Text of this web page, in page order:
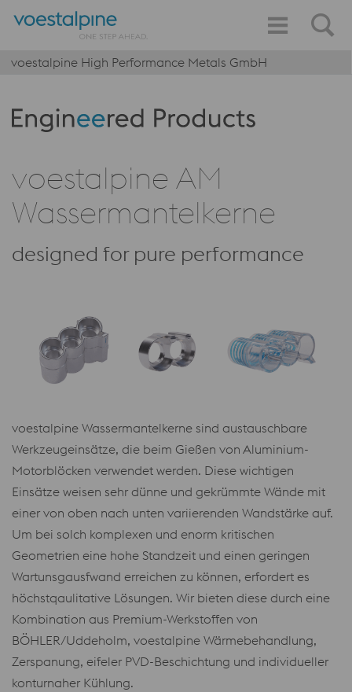
voestalpine High Performance Metals GmbH
Produktkategorie: Engineered Products
voestalpine AM
Wassermantelkerne
designed for pure performance
voestalpine Wassermantelkerne sind austauschbare
Werkzeugeinsätze, die beim Gießen von Aluminium-
Motorblöcken verwendet werden. Diese wichtigen
Einsätze weisen sehr dünne und gekrümmte Wände mit
einer von oben nach unten variierenden Wandstärke auf.
Um bei solch komplexen und enorm kritischen
Geometrien eine hohe Standzeit und einen geringen
Wartunsgausfwand erreichen zu können, erfordert es
höchstqaulitative Lösungen. Wir bieten diese durch eine
Kombination aus Premium-Werkstoffen von
BÖHLER/Uddeholm, voestalpine Wärmebehandlung,
Zerspanung, eifeler PVD-Beschichtung und individueller
konturnaher Kühlung.